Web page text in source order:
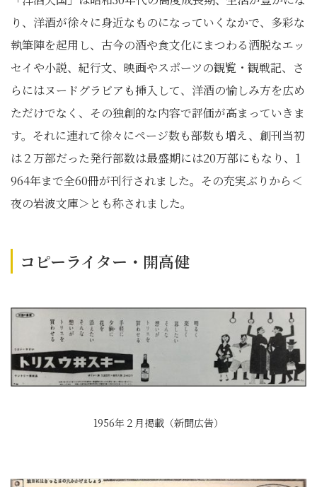
り、洋酒が徐々に身近なものになっていくなかで、多彩な
執筆陣を起用し、古今の酒や食文化にまつわる洒脱なエッ
セイや小説、紀行文、映画やスポーツの観覧・観戦記、さ
らにはヌードグラビアも挿入して、洋酒の愉しみ方を広め
ただけでなく、その独創的な内容で評価が高まっていきま
す。それに連れて徐々にページ数も部数も増え、創刊当初
は２万部だった発行部数は最盛期には20万部にもなり、1
964年まで全60冊が刊行されました。その充実ぶりから＜
夜の岩波文庫＞とも称されました。
コピーライター・開高健
1956年２月掲載（新聞広告）